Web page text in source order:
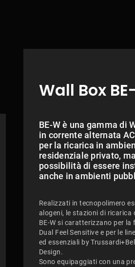
Wall Box
BE-W è una gamma di
in corrente alternata
per la ricarica in
residenziale privato,
possibilità di essere
anche in ambienti
Realizzati in tecnopolimero
alogeni, le stazioni di ricarica
BE-W si caratterizzano per la
Dual Feel Sensitive e per le
ed essenziali by
Design.
Sono equipaggiati con una